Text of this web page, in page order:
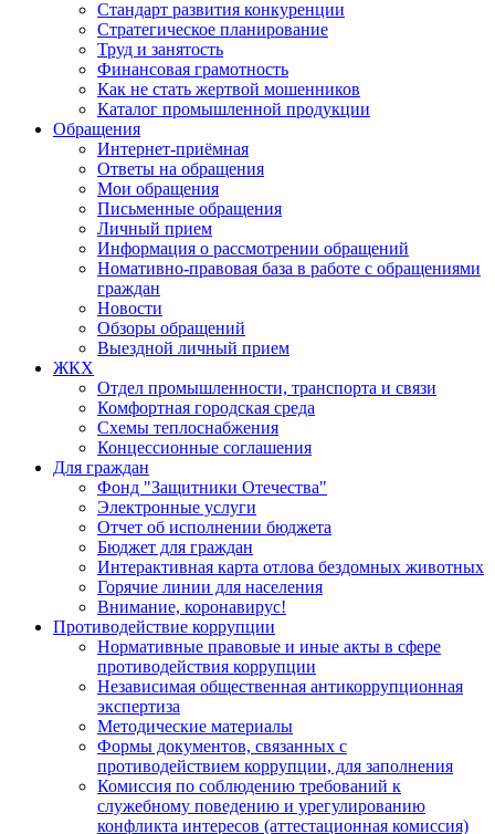
Стандарт развития конкуренции
Стратегическое планирование
Труд и занятость
Финансовая грамотность
Как не стать жертвой мошенников
Каталог промышленной продукции
Обращения
Интернет-приёмная
Ответы на обращения
Мои обращения
Письменные обращения
Личный прием
Информация о рассмотрении обращений
Номативно-правовая база в работе с обращениями
граждан
Новости
Обзоры обращений
Выездной личный прием
ЖКХ
Отдел промышленности, транспорта и связи
Комфортная городская среда
Схемы теплоснабжения
Концессионные соглашения
Для граждан
Фонд "Защитники Отечества"
Электронные услуги
Отчет об исполнении бюджета
Бюджет для граждан
Интерактивная карта отлова бездомных животных
Горячие линии для населения
Внимание, коронавирус!
Противодействие коррупции
Нормативные правовые и иные акты в сфере
противодействия коррупции
Независимая общественная антикоррупционная
экспертиза
Методические материалы
Формы документов, связанных с
противодействием коррупции, для заполнения
Комиссия по соблюдению требований к
служебному поведению и урегулированию
конфликта интересов (аттестационная комиссия)